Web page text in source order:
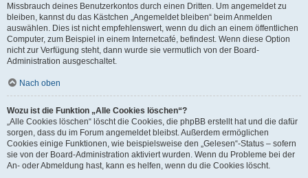
Missbrauch deines Benutzerkontos durch einen Dritten. Um angemeldet zu
bleiben, kannst du das Kästchen „Angemeldet bleiben“ beim Anmelden
auswählen. Dies ist nicht empfehlenswert, wenn du dich an einem öffentlichen
Computer, zum Beispiel in einem Internetcafé, befindest. Wenn diese Option
nicht zur Verfügung steht, dann wurde sie vermutlich von der Board-
Administration ausgeschaltet.
Nach oben
Wozu ist die Funktion „Alle Cookies löschen“?
„Alle Cookies löschen“ löscht die Cookies, die phpBB erstellt hat und die dafür
sorgen, dass du im Forum angemeldet bleibst. Außerdem ermöglichen
Cookies einige Funktionen, wie beispielsweise den „Gelesen“-Status – sofern
sie von der Board-Administration aktiviert wurden. Wenn du Probleme bei der
An- oder Abmeldung hast, kann es helfen, wenn du die Cookies löscht.